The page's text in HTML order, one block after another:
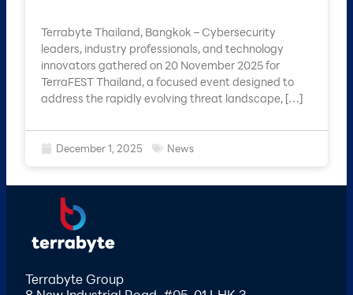
Terrabyte Thailand, Bangkok – Cybersecurity
leaders, industry professionals, and technology
innovators gathered on 20 November 2025 for
TerraFEST Thailand, a focused event designed to
address the rapidly evolving threat landscape, […]
December 1, 2025 News
Terrabyte Group